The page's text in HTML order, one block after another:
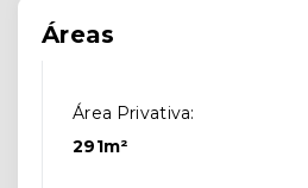
Áreas
Área Privativa:
291m²